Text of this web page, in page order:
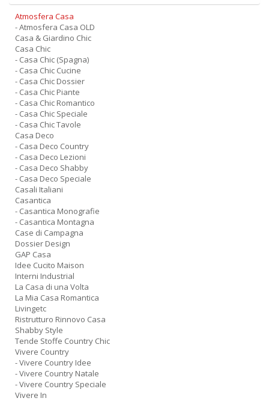
Atmosfera Casa
- Atmosfera Casa OLD
Casa & Giardino Chic
Casa Chic
- Casa Chic (Spagna)
- Casa Chic Cucine
- Casa Chic Dossier
- Casa Chic Piante
- Casa Chic Romantico
- Casa Chic Speciale
- Casa Chic Tavole
Casa Deco
- Casa Deco Country
- Casa Deco Lezioni
- Casa Deco Shabby
- Casa Deco Speciale
Casali Italiani
Casantica
- Casantica Monografie
- Casantica Montagna
Case di Campagna
Dossier Design
GAP Casa
Idee Cucito Maison
Interni Industrial
La Casa di una Volta
La Mia Casa Romantica
Livingetc
Ristrutturo Rinnovo Casa
Shabby Style
Tende Stoffe Country Chic
Vivere Country
- Vivere Country Idee
- Vivere Country Natale
- Vivere Country Speciale
Vivere In